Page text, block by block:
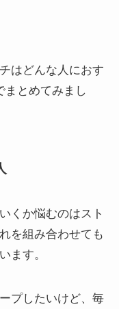
はどんな人におす
まとめてみまし
くか悩むのはスト
を組み合わせても
ます。
プしたいけど、毎